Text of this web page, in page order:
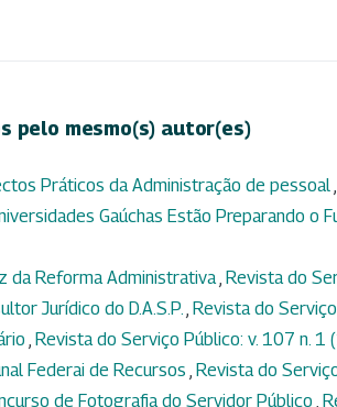
pelo mesmo(s) autor(es)
Práticos da Administração de pessoal
Gaúchas Estão Preparando o
da Reforma Administrativa Revista do
Jurídico do D.A.S.P. Revista do
Revista do Serviço Público: v. 107 n. 1
Federai de Recursos Revista do
de Fotografia do Servidor Público